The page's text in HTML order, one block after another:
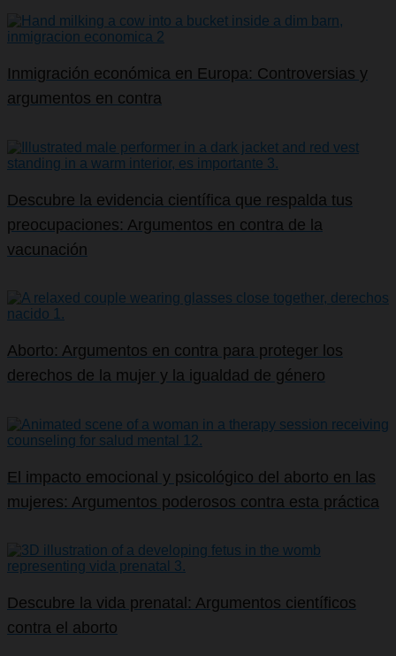
Inmigración económica en Europa: Controversias y
argumentos en contra
Descubre la evidencia científica que respalda tus
preocupaciones: Argumentos en contra de la
vacunación
Aborto: Argumentos en contra para proteger los
derechos de la mujer y la igualdad de género
El impacto emocional y psicológico del aborto en las
mujeres: Argumentos poderosos contra esta práctica
Descubre la vida prenatal: Argumentos científicos
contra el aborto